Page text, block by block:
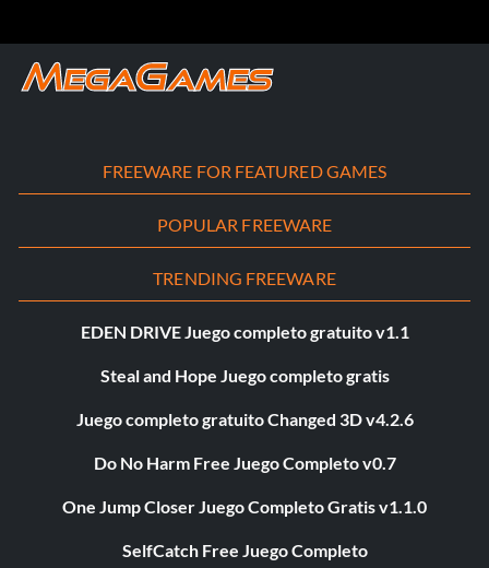
FREEWARE FOR FEATURED GAMES
POPULAR FREEWARE
TRENDING FREEWARE
EDEN DRIVE Juego completo gratuito v1.1
Steal and Hope Juego completo gratis
Juego completo gratuito Changed 3D v4.2.6
Do No Harm Free Juego Completo v0.7
One Jump Closer Juego Completo Gratis v1.1.0
SelfCatch Free Juego Completo